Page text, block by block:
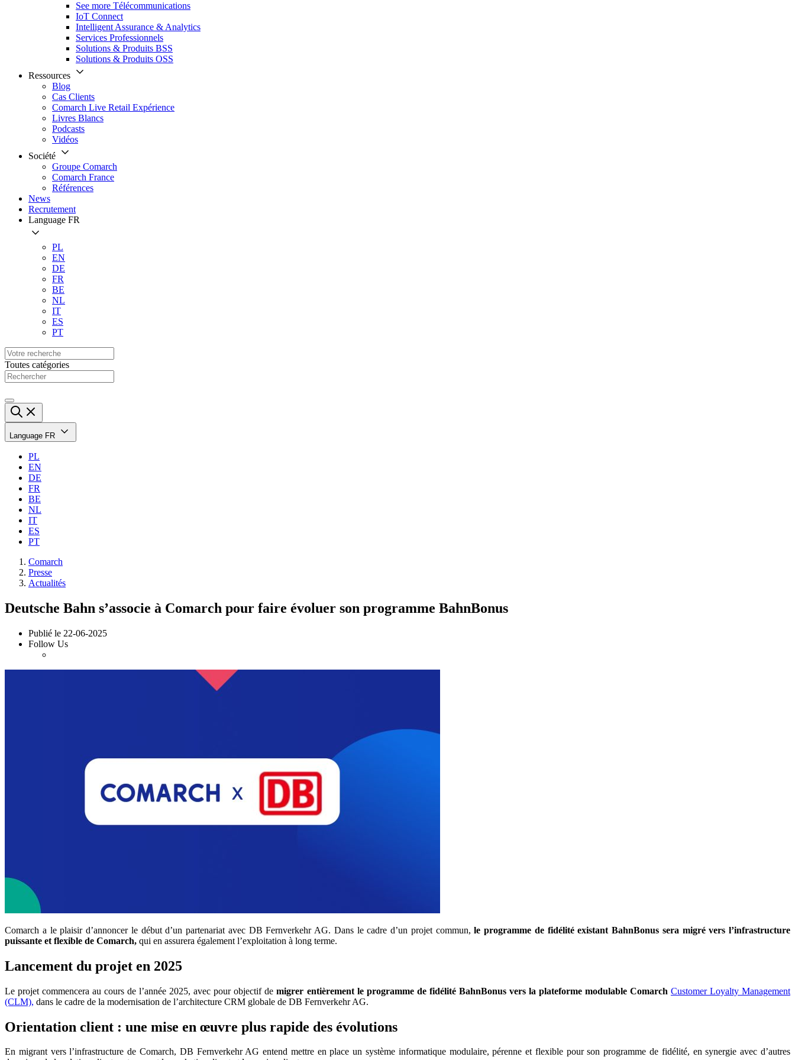
See more Télécommunications
IoT Connect
Intelligent Assurance & Analytics
Services Professionnels
Solutions & Produits BSS
Solutions & Produits OSS
Ressources
Blog
Cas Clients
Comarch Live Retail Expérience
Livres Blancs
Podcasts
Vidéos
Société
Groupe Comarch
Comarch France
Références
News
Recrutement
Language FR
PL
EN
DE
FR
BE
NL
IT
ES
PT
Toutes catégories
Language FR
PL
EN
DE
FR
BE
NL
IT
ES
PT
Comarch
Presse
Actualités
Deutsche Bahn s’associe à Comarch pour faire évoluer son programme BahnBonus
Publié le 22-06-2025
Follow Us
Comarch a le plaisir d’annoncer le début d’un partenariat avec DB Fernverkehr AG. Dans le cadre d’un projet commun,le programme de fidélité existant BahnBonus sera migré vers l’infrastructure
puissante et flexible de Comarch, qui en assurera également l’exploitation à long terme.
Lancement du projet en 2025
Le projet commencera au cours de l’année 2025, avec pour objectif demigrer entièrement le programme de fidélité BahnBonus vers la plateforme modulable Comarch Customer Loyalty Management
(CLM), dans le cadre de la modernisation de l’architecture CRM globale de DB Fernverkehr AG.
Orientation client : une mise en œuvre plus rapide des évolutions
En migrant vers l’infrastructure de Comarch, DB Fernverkehr AG entend mettre en place un système informatique modulaire, pérenne et flexible pour son programme de fidélité, en synergie avec d’autres